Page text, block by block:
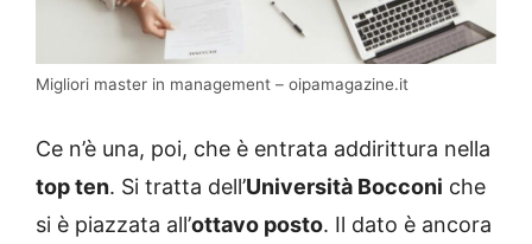
Migliori master in management – oipamagazine.it
Ce n’è una, poi, che è entrata addirittura nella
top ten. Si tratta dell’Università Bocconi che
si è piazzata all’ottavo posto. Il dato è ancora